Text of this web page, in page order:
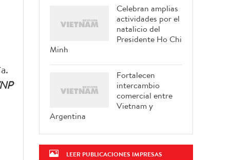
Celebran amplias
actividades por el
natalicio del
Presidente Ho Chi
Minh
Fortalecen
intercambio
comercial entre
Vietnam y
Argentina
LEER PUBLICACIONES IMPRESAS